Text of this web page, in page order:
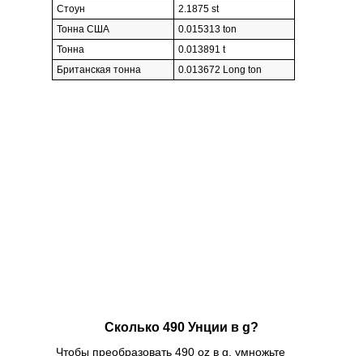
Стоун
2.1875 st
Тонна США
0.015313 ton
Тонна
0.013891 t
Британская тонна
0.013672 Long ton
Сколько 490 Унции в g?
Чтобы преобразовать 490 oz в g, умножьте